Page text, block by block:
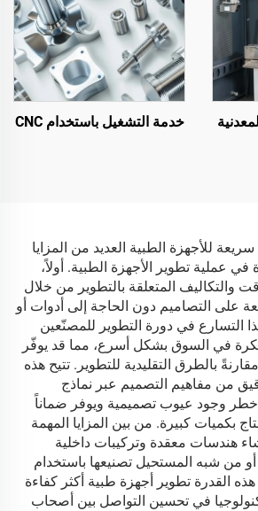
خدمة التشغيل باستخدام CNC
للأجهزة الطبية العديد من المزايا
في عملية تطوير الأجهزة الطبية. أولاً،
والتكاليف المتعلقة بالتطوير من خلال
على التصاميم دون الحاجة إلى أدوات أو
التسارع في دورة التطوير للمصنّعين
في السوق بشكل أسرع، مما قد يوفّر
بالطرق التقليدية للتطوير. تتيح هذه
من مفاهيم التصميم عبر نماذج
وجود عيوب تصميمية ويوفر ضماناً
بكميات كبيرة. من بين المزايا المهمة
هندسات معقدة وتركيبات داخلية
من شبه المستحيل تصنيعها باستخدام
القدرة تطوير أجهزة طبية أكثر كفاءة
في تحسين التواصل بين أصحاب